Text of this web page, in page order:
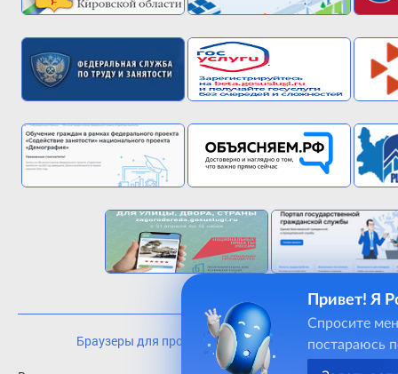
Браузеры для просмотра
Привет! Я
Спросите
постараюсь